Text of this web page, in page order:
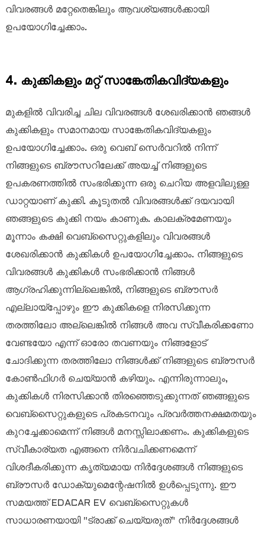
വിവരങ്ങൾ മറ്റേതെങ്കിലും ആവശ്യങ്ങൾക്കായി
ഉപയോഗിച്ചേക്കാം.
4. കുക്കികളും മറ്റ് സാങ്കേതികവിദ്യകളും
മുകളിൽ വിവരിച്ച ചില വിവരങ്ങൾ ശേഖരിക്കാൻ ഞങ്ങൾ
കുക്കികളും സമാനമായ സാങ്കേതികവിദ്യകളും
ഉപയോഗിച്ചേക്കാം. ഒരു വെബ് സെർവറിൽ നിന്ന്
നിങ്ങളുടെ ബ്രൗസറിലേക്ക് അയച്ച് നിങ്ങളുടെ
ഉപകരണത്തിൽ സംഭരിക്കുന്ന ഒരു ചെറിയ അളവിലുള്ള
ഡാറ്റയാണ് കുക്കി. കൂടുതൽ വിവരങ്ങൾക്ക് ദയവായി
ഞങ്ങളുടെ കുക്കി നയം കാണുക. കാലക്രമേണയും
മൂന്നാം കക്ഷി വെബ്‌സൈറ്റുകളിലും വിവരങ്ങൾ
ശേഖരിക്കാൻ കുക്കികൾ ഉപയോഗിച്ചേക്കാം. നിങ്ങളുടെ
വിവരങ്ങൾ കുക്കികൾ സംഭരിക്കാൻ നിങ്ങൾ
ആഗ്രഹിക്കുന്നില്ലെങ്കിൽ, നിങ്ങളുടെ ബ്രൗസർ
എല്ലായ്പ്പോഴും ഈ കുക്കികളെ നിരസിക്കുന്ന
തരത്തിലോ അല്ലെങ്കിൽ നിങ്ങൾ അവ സ്വീകരിക്കണോ
വേണ്ടയോ എന്ന് ഓരോ തവണയും നിങ്ങളോട്
ചോദിക്കുന്ന തരത്തിലോ നിങ്ങൾക്ക് നിങ്ങളുടെ ബ്രൗസർ
കോൺഫിഗർ ചെയ്യാൻ കഴിയും. എന്നിരുന്നാലും,
കുക്കികൾ നിരസിക്കാൻ തിരഞ്ഞെടുക്കുന്നത് ഞങ്ങളുടെ
വെബ്‌സൈറ്റുകളുടെ പ്രകടനവും പ്രവർത്തനക്ഷമതയും
കുറച്ചേക്കാമെന്ന് നിങ്ങൾ മനസ്സിലാക്കണം. കുക്കികളുടെ
സ്വീകാര്യത എങ്ങനെ നിർവചിക്കണമെന്ന്
വിശദീകരിക്കുന്ന കൃത്യമായ നിർദ്ദേശങ്ങൾ നിങ്ങളുടെ
ബ്രൗസർ ഡോക്യുമെന്റേഷനിൽ ഉൾപ്പെടുന്നു. ഈ
സമയത്ത് EDACAR EV വെബ്‌സൈറ്റുകൾ
സാധാരണയായി "ട്രാക്ക് ചെയ്യരുത്" നിർദ്ദേശങ്ങൾ